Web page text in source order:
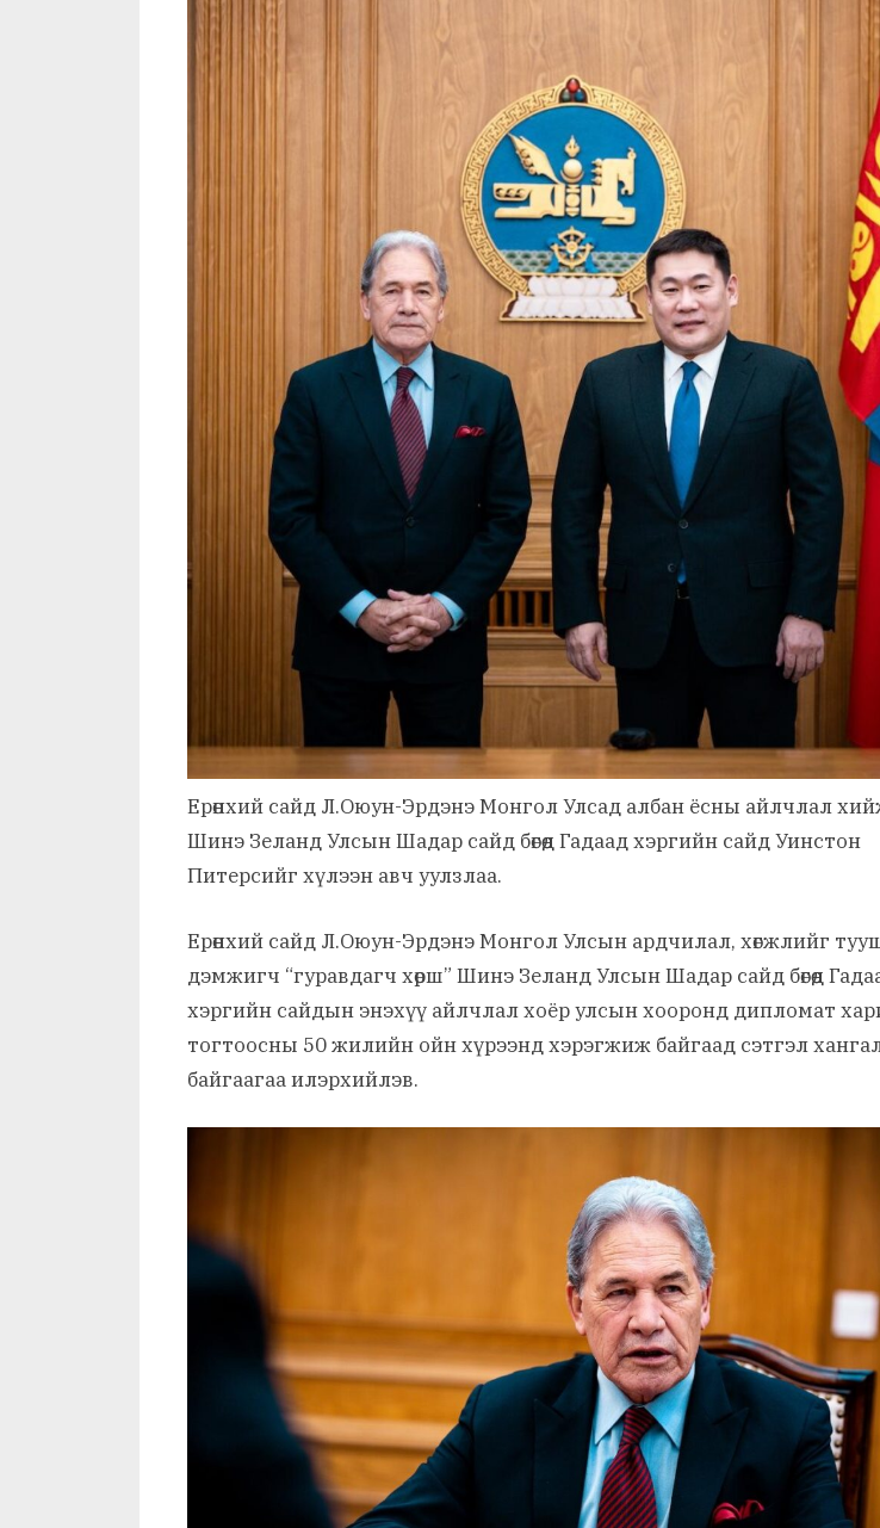
Ерөнхий сайд Л.Оюун-Эрдэнэ Монгол Улсад албан ёсны айлчлал
Шинэ Зеланд Улсын Шадар сайд бөгөөд Гадаад хэргийн сайд Уинстон
Питерсийг хүлээн авч уулзлаа.
Ерөнхий сайд Л.Оюун-Эрдэнэ Монгол Улсын ардчилал, хөгжлийг
дэмжигч “гуравдагч хөрш” Шинэ Зеланд Улсын Шадар сайд бөгөөд
хэргийн сайдын энэхүү айлчлал хоёр улсын хооронд дипломат
тогтоосны 50 жилийн ойн хүрээнд хэрэгжиж байгаад сэтгэл
байгаагаа илэрхийлэв.